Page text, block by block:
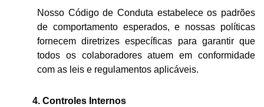
Nosso Código de Conduta estabelece os padrões
de comportamento esperados, e nossas políticas
fornecem diretrizes específicas para garantir que
todos os colaboradores atuem em conformidade
com as leis e regulamentos aplicáveis.
4. Controles Internos